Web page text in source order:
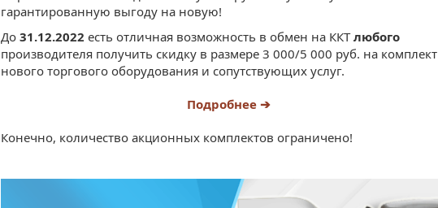
гарантированную выгоду на новую!
До 31.12.2022 есть отличная возможность в обмен на ККТлюбого
производителя получить скидку в размере 3 000/5 000 руб. на комплект
нового торгового оборудования и сопутствующих услуг.
Подробнее ➔
Конечно, количество акционных комплектов ограничено!